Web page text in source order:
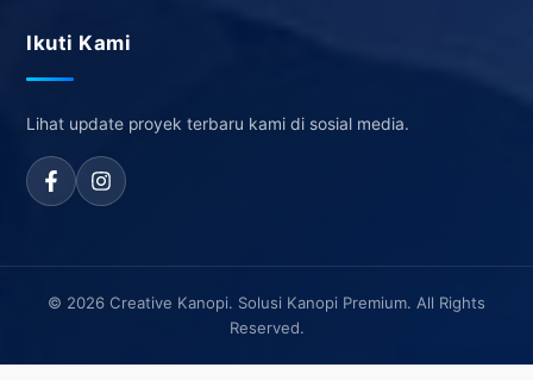
Ikuti Kami
Lihat update proyek terbaru kami di sosial media.
© 2026 Creative Kanopi. Solusi Kanopi Premium. All Rights
Reserved.